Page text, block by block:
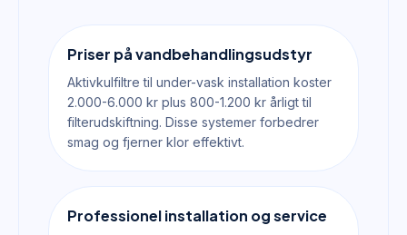
Priser på vandbehandlingsudstyr
Aktivkulfiltre til under-vask installation koster
2.000-6.000 kr plus 800-1.200 kr årligt til
filterudskiftning. Disse systemer forbedrer
smag og fjerner klor effektivt.
Professionel installation og service